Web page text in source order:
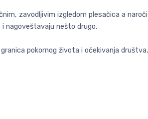
zavodljivim izgledom plesačica a
nagoveštavaju nešto drugo.
pokornog života i očekivanja